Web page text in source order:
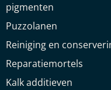
pigmenten
Puzzolanen
Reiniging en
Reparatiemortels
Kalk additieven